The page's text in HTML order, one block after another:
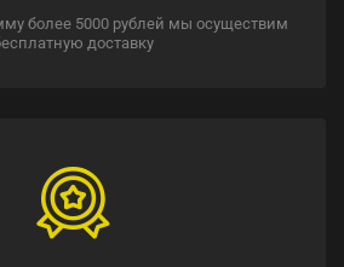
более 5000 рублей мы осуществим
доставку